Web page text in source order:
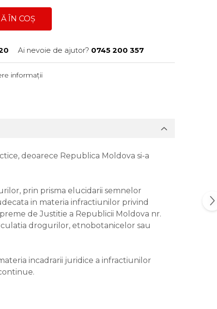
ÎN COȘ
Ai nevoie de ajutor? 0745 200 357
informații
deoarece Republica Moldova si-a
prin prisma elucidarii semnelor
in materia infractiunilor privind
de Justitie a Republicii Moldova nr.
drogurilor, etnobotanicelor sau
incadrarii juridice a infractiunilor